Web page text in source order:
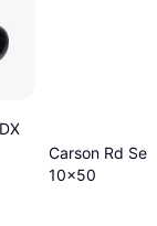
Carson Rd
10x50